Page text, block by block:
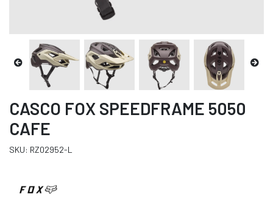
CASCO FOX SPEEDFRAME 5050
CAFE
SKU: RZ02952-L